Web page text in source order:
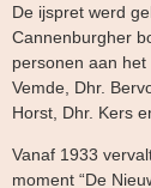
De ijspret werd
Cannenburgher
personen aan
Vemde, Dhr.
Horst, Dhr. Kers
Vanaf 1933
moment “De